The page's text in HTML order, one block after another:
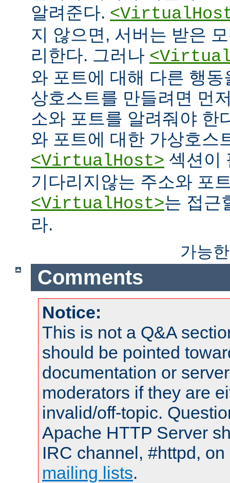
알려준다.
지 않으면, 서버는 받은
리한다. 그러나
와 포트에 대해 다른 행
상호스트를 만들려면 먼
소와 포트를 알려줘야 한
와 포트에 대한 가상호스
<VirtualHost> 섹션이
기다리지않는 주소와 포
<VirtualHost>는 접근
라.
가능
Comments
Notice:
This is not a Q&A
should be pointed
documentation or
moderators if they are
invalid/off-topic.
Apache HTTP Server
IRC channel, #httpd,
mailing lists.